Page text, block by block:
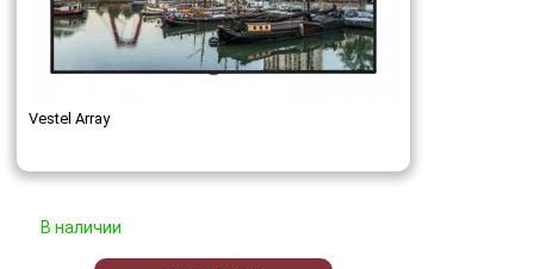
Vestel Array
В наличии